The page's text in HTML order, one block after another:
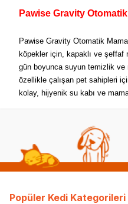
Pawise Gravity
Pawise Gravity Otomatik
köpekler için, kapaklı ve
gün boyunca suyun temizlik ve
özellikle çalışan pet sahipleri
kolay, hijyenik su kabı ve
Popüler Kedi Kategorileri